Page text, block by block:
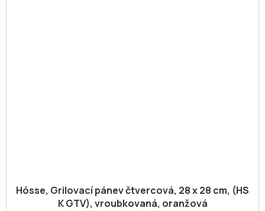
Hósse, Grilovací pánev čtvercová, 28 x 28 cm, (HS
K GTV), vroubkovaná, oranžová